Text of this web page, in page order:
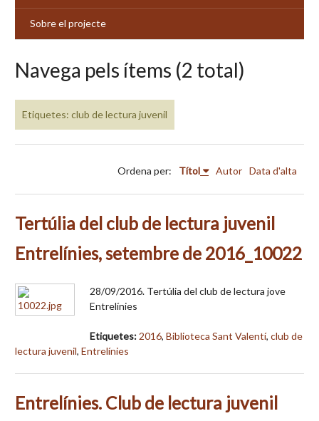
Sobre el projecte
Navega pels ítems (2 total)
Etiquetes: club de lectura juvenil
Ordena per: Títol Autor Data d'alta
Tertúlia del club de lectura juvenil
Entrelínies, setembre de 2016_10022
28/09/2016. Tertúlia del club de lectura jove
Entrelínies
Etiquetes: 2016, Biblioteca Sant Valentí, club de
lectura juvenil, Entrelínies
Entrelínies. Club de lectura juvenil